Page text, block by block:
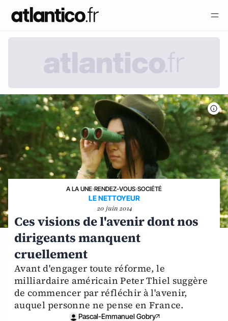
A LA UNE›RENDEZ-VOUS›SOCIÉTÉ
LE NETTOYEUR
20 juin 2014
Ces visions de l'avenir dont nos
dirigeants manquent
cruellement
Avant d'engager toute réforme, le
milliardaire américain Peter Thiel suggère
de commencer par réfléchir à l'avenir,
auquel personne ne pense en France.
Pascal-Emmanuel Gobry